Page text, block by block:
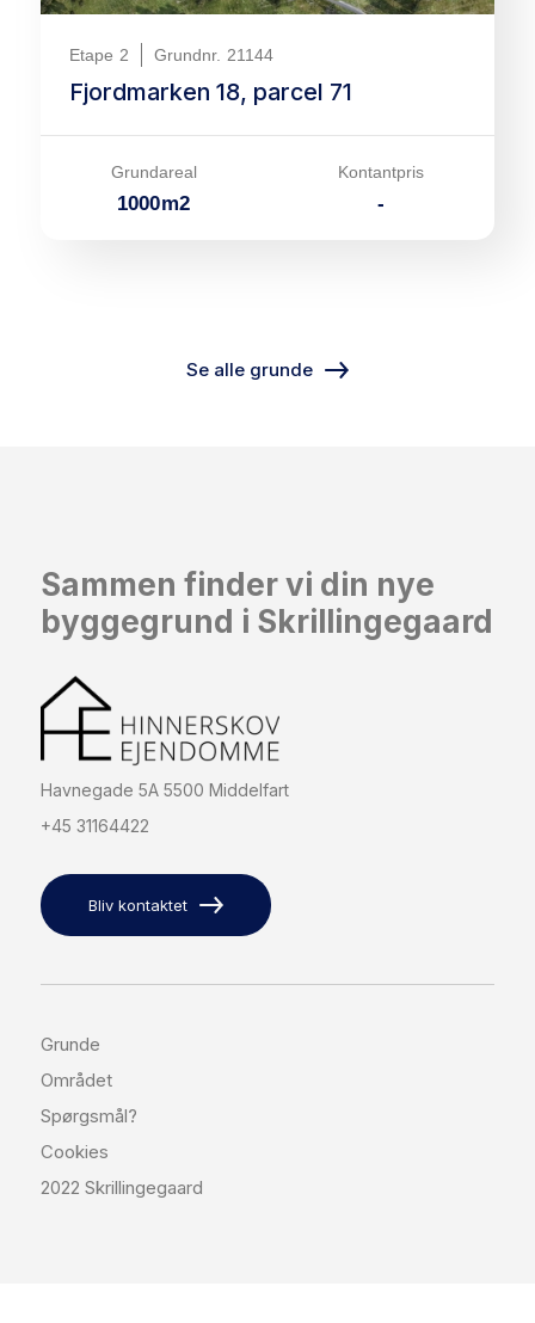
Etape 2 Grundnr. 21144
Fjordmarken 18, parcel 71
Grundareal
1000m2
Kontantpris
-
Se alle grunde
Sammen finder vi din nye
byggegrund i Skrillingegaard
Havnegade 5A 5500 Middelfart
+45 31164422
Bliv kontaktet
2022 Skrillingegaard
Grunde
Området
Spørgsmål?
Cookies